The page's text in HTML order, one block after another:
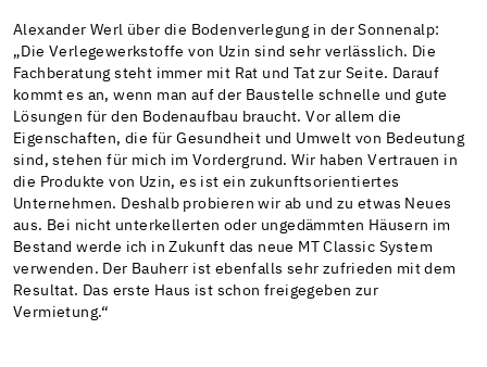
Alexander Werl über die Bodenverlegung in der Sonnenalp:
„Die Verlegewerkstoffe von Uzin sind sehr verlässlich. Die
Fachberatung steht immer mit Rat und Tat zur Seite. Darauf
kommt es an, wenn man auf der Baustelle schnelle und gute
Lösungen für den Bodenaufbau braucht. Vor allem die
Eigenschaften, die für Gesundheit und Umwelt von Bedeutung
sind, stehen für mich im Vordergrund. Wir haben Vertrauen in
die Produkte von Uzin, es ist ein zukunftsorientiertes
Unternehmen. Deshalb probieren wir ab und zu etwas Neues
aus. Bei nicht unterkellerten oder ungedämmten Häusern im
Bestand werde ich in Zukunft das neue MT Classic System
verwenden. Der Bauherr ist ebenfalls sehr zufrieden mit dem
Resultat. Das erste Haus ist schon freigegeben zur
Vermietung.“